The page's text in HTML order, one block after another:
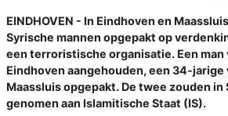
EINDHOVEN - In Eindhoven en
Syrische mannen opgepakt op
een terroristische organisatie. Een man
Eindhoven aangehouden, een 34-jarige
Maassluis opgepakt. De twee zouden in
genomen aan Islamitische Staat (IS).